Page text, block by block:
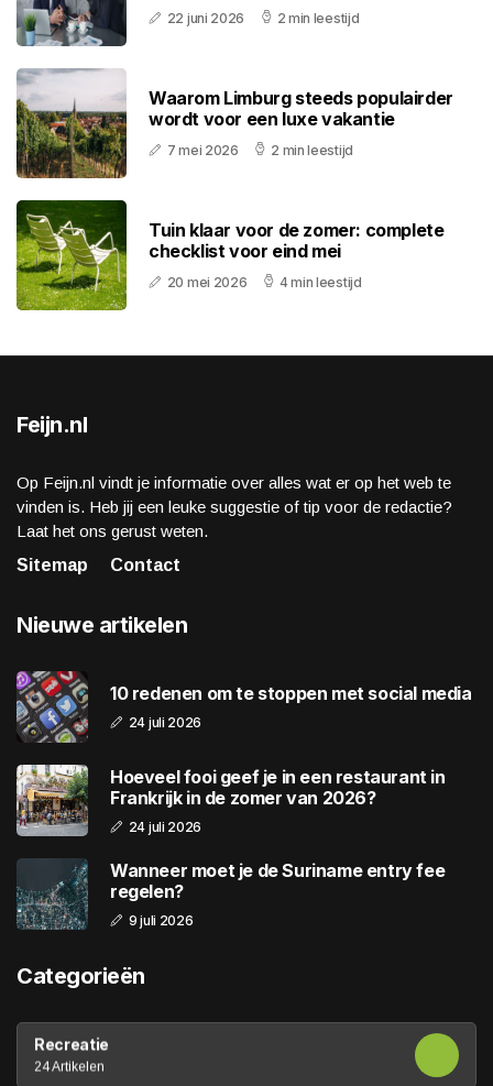
22 juni 2026 2 min leestijd
Waarom Limburg steeds populairder
wordt voor een luxe vakantie
7 mei 2026 2 min leestijd
Tuin klaar voor de zomer: complete
checklist voor eind mei
20 mei 2026 4 min leestijd
Feijn.nl
Op Feijn.nl vindt je informatie over alles wat er op het web te
vinden is. Heb jij een leuke suggestie of tip voor de redactie?
Laat het ons gerust weten.
Sitemap
Contact
Nieuwe artikelen
10 redenen om te stoppen met social media
24 juli 2026
Hoeveel fooi geef je in een restaurant in
Frankrijk in de zomer van 2026?
24 juli 2026
Wanneer moet je de Suriname entry fee
regelen?
9 juli 2026
Categorieën
Recreatie
24 Artikelen